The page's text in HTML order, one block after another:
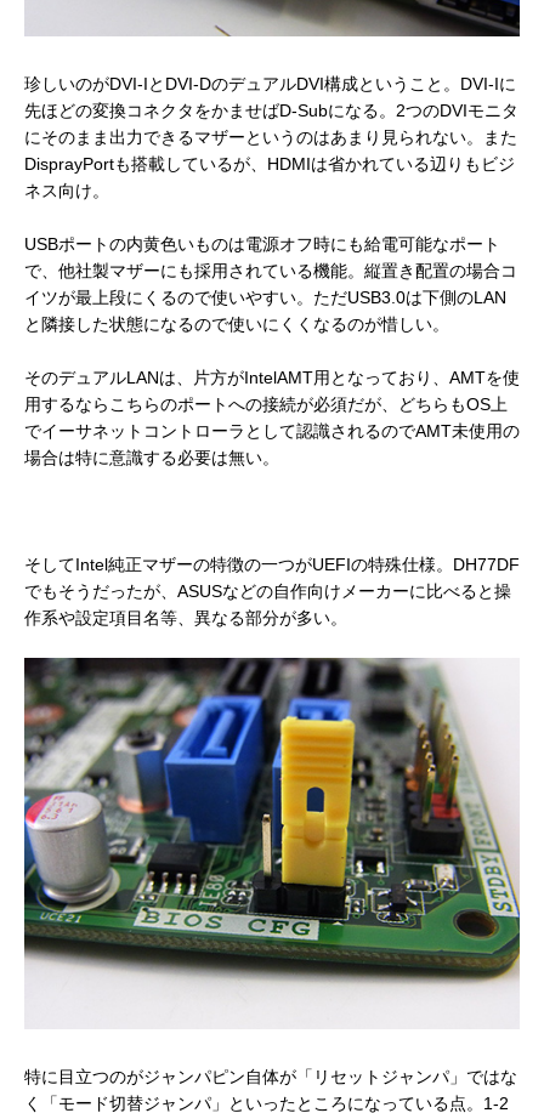
珍しいのがDVI-IとDVI-DのデュアルDVI構成ということ。DVI-Iに
先ほどの変換コネクタをかませばD-Subになる。2つのDVIモニタ
にそのまま出力できるマザーというのはあまり見られない。また
DisprayPortも搭載しているが、HDMIは省かれている辺りもビジ
ネス向け。
USBポートの内黄色いものは電源オフ時にも給電可能なポート
で、他社製マザーにも採用されている機能。縦置き配置の場合コ
イツが最上段にくるので使いやすい。ただUSB3.0は下側のLAN
と隣接した状態になるので使いにくくなるのが惜しい。
そのデュアルLANは、片方がIntelAMT用となっており、AMTを使
用するならこちらのポートへの接続が必須だが、どちらもOS上
でイーサネットコントローラとして認識されるのでAMT未使用の
場合は特に意識する必要は無い。
そしてIntel純正マザーの特徴の一つがUEFIの特殊仕様。DH77DF
でもそうだったが、ASUSなどの自作向けメーカーに比べると操
作系や設定項目名等、異なる部分が多い。
特に目立つのがジャンパピン自体が「リセットジャンパ」ではな
く「モード切替ジャンパ」といったところになっている点。1-2